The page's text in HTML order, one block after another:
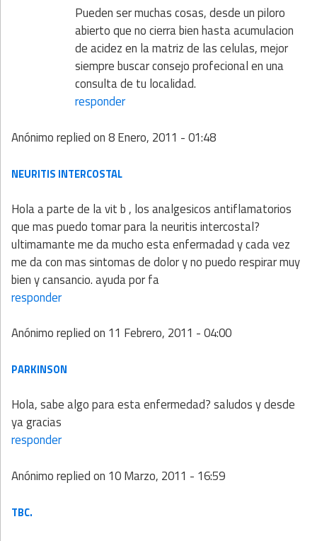
Pueden ser muchas cosas, desde un piloro
abierto que no cierra bien hasta acumulacion
de acidez en la matriz de las celulas, mejor
siempre buscar consejo profecional en una
consulta de tu localidad.
responder
Anónimoreplied on8 Enero, 2011 - 01:48
NEURITIS INTERCOSTAL
Hola a parte de la vit b , los analgesicos antiflamatorios
que mas puedo tomar para la neuritis intercostal?
ultimamante me da mucho esta enfermadad y cada vez
me da con mas sintomas de dolor y no puedo respirar muy
bien y cansancio. ayuda por fa
responder
Anónimoreplied on 11 Febrero, 2011 - 04:00
PARKINSON
Hola, sabe algo para esta enfermedad? saludos y desde
ya gracias
responder
Anónimoreplied on 10 Marzo, 2011 - 16:59
TBC.